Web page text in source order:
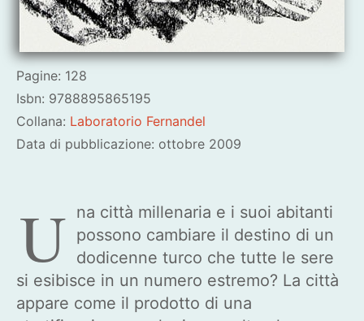
Pagine: 128
Isbn: 9788895865195
Collana: Laboratorio Fernandel
Data di pubblicazione: ottobre 2009
U na città millenaria e i suoi abitanti
possono cambiare il destino di un
dodicenne turco che tutte le sere
si esibisce in un numero estremo? La città
appare come il prodotto di una